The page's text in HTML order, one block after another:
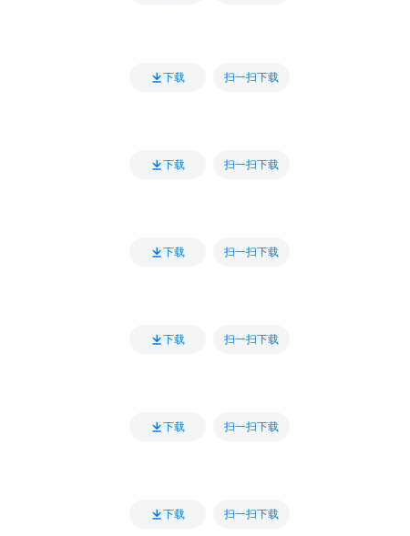
下载 扫一扫下载
下载 扫一扫下载
下载 扫一扫下载
下载 扫一扫下载
下载 扫一扫下载
下载 扫一扫下载